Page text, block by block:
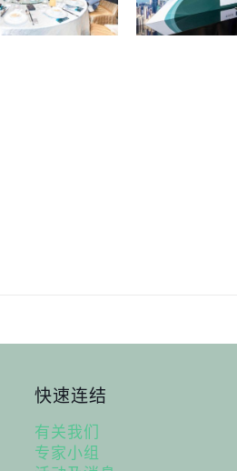
快速连结
有关我们
专家小组